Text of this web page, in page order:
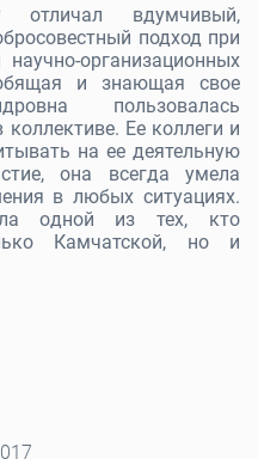
отличал вдумчивый,
подход при
организационных
и знающая свое
пользовалась
Ее коллеги и
на ее деятельную
она всегда умела
в любых ситуациях.
одной из тех, кто
Камчатской, но и